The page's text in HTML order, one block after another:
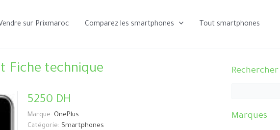
sur Prixmaroc Comparez les smartphones Tout smartphones
Fiche technique
5250 DH
Marque: OnePlus
Catégorie: Smartphones
Marques